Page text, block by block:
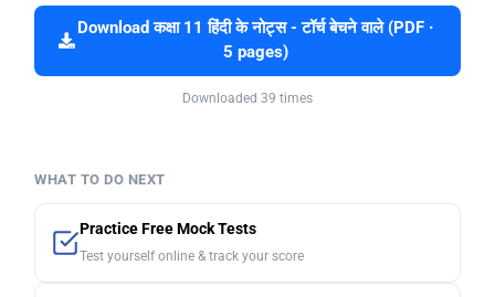
Download कक्षा 11 हिंदी के नोट्स - टॉर्च बेचने वाले (PDF ·
5 pages)
Downloaded 39 times
WHAT TO DO NEXT
Practice Free Mock Tests
Test yourself online & track your score